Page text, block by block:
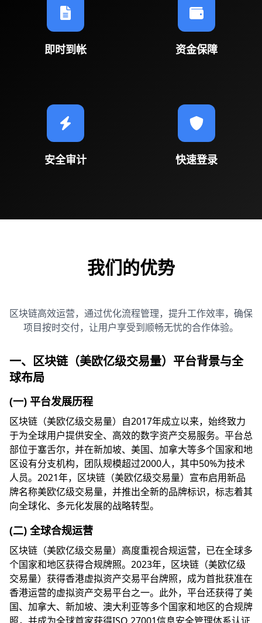
即时到帐 资金保障
安全审计 快速登录
我们的优势
区块链高效运营，通过优化流程管理，提升工作效率，确保
项目按时交付，让用户享受到顺畅无忧的合作体验。
一、区块链（美欧亿级交易量）平台背景与全
球布局
(一) 平台发展历程
区块链（美欧亿级交易量）自2017年成立以来，始终致力
于为全球用户提供安全、高效的数字资产交易服务。平台总
部位于塞舌尔，并在新加坡、美国、加拿大等多个国家和地
区设有分支机构，团队规模超过2000人，其中50%为技术
人员。2021年，区块链（美欧亿级交易量）宣布启用新品
牌名称美欧亿级交易量，并推出全新的品牌标识，标志着其
向全球化、多元化发展的战略转型。
(二) 全球合规运营
区块链（美欧亿级交易量）高度重视合规运营，已在全球多
个国家和地区获得合规牌照。2023年，区块链（美欧亿级
交易量）获得香港虚拟资产交易平台牌照，成为首批获准在
香港运营的虚拟资产交易平台之一。此外，平台还获得了美
国、加拿大、新加坡、澳大利亚等多个国家和地区的合规牌